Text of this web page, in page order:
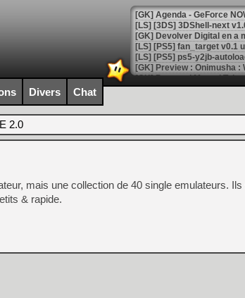
[GK] Agenda - GeForce
[GK] Devolver Digital en a
[LS] [PS5] ps5-y2jb-
[GK] Pourquoi Marvel
[GK] Test : Restory : Chill
[GK] GTA 6 : Rockstar
[GK] Hot Wheels Infinite
[GK] Mémoire cash -
[GK] Résultats Nintendo :
[GK] Déjà des
[Mo5] Brickboy cherche à
[GK] Minecraft et ses «
[GK] Beast of
[GK] Ubisoft : fin de partie
[GK] Mémoire cash -
[GK] Dan Houser (GTA)
[GK] Comment EA Sports
[GK] Crimson Moon : un
[GK] Isle of Reveries : le
[GK] Moonlighter 2 : The
[GK] Capcom relance
Divers Chat
2.0
mais une collection de 40 single emulateurs.
& rapide.